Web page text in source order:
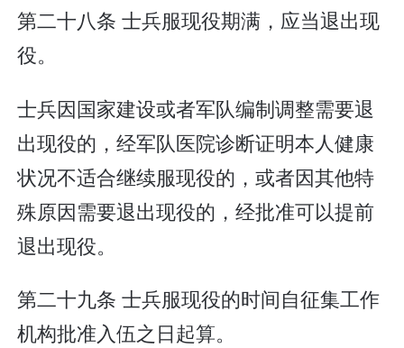
第二十八条 士兵服现役期满，应当退出现
役。
士兵因国家建设或者军队编制调整需要退
出现役的，经军队医院诊断证明本人健康
状况不适合继续服现役的，或者因其他特
殊原因需要退出现役的，经批准可以提前
退出现役。
第二十九条 士兵服现役的时间自征集工作
机构批准入伍之日起算。